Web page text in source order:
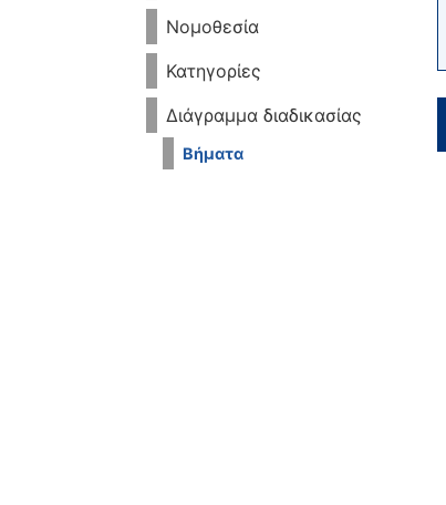
Νομοθεσία
Κατηγορίες
Διάγραμμα διαδικασίας
Βήματα